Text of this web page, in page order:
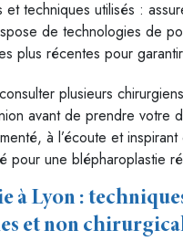
et techniques utilisés :
de technologies de
plus récentes pour
plusieurs
avant de prendre votre
à l’écoute et
pour une blépharoplastie
à Lyon :
et non